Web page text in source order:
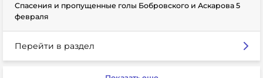
Спасения и пропущенные голы Бобровского и Аскарова 5
февраля
Перейти в раздел